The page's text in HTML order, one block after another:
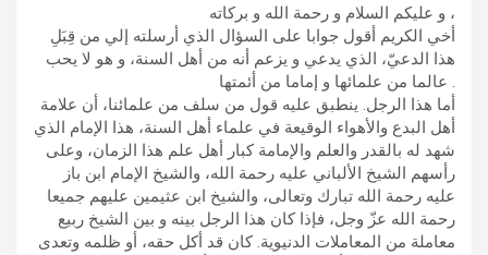
و عليكم السلام و رحمة الله و بركاته ،
أخي الكريم أقول جوابا على السؤال الذي أرسلته إلي من قِبَلِ
هذا الدعيّ، الذي يدعي و يزعم أنه من أهل السنة، و هو لا يحب
عالما من علمائها و إماما من أئمتها .
أما هذا الرجل. ينطبق عليه قول من سلف من علمائنا، أن علامة
أهل البدع والأهواء الوقيعة في علماء أهل السنة، هذا الإمام الذي
شهد له بالقدر والعلم والإمامة كبار أهل علم هذا الزمان، وعلى
رأسهم الشيخ الألباني عليه رحمة الله، والشيخ الإمام ابن باز
عليه رحمة الله تبارك وتعالى، والشيخ ابن عثيمين عليهم جميعا
رحمة الله عزّ وجل، فإذا كان هذا الرجل بينه و بين الشيخ ربيع
معاملة من المعاملات الدنيوية. كان قد أكل حقه، أو ظلمه وتعدى